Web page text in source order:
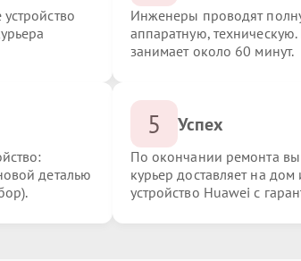
Инженеры проводят
аппаратную,
занимает около 60 минут.
деталью
5 Успех
По окончании ремонта вы
курьер доставляет на
устройство Huawei с